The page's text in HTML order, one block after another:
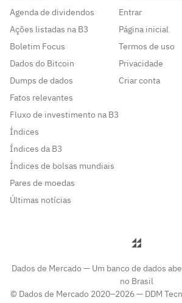
Agenda de dividendos
Ações listadas na B3
Boletim Focus
Dados do Bitcoin
Dumps de dados
Fatos relevantes
Fluxo de investimento na B3
Índices
Índices da B3
Índices de bolsas mundiais
Pares de moedas
Últimas notícias
Entrar
Página inicial
Termos de uso
Privacidade
Criar conta
Dados de Mercado — Um banco de dados
no Brasil
© Dados de Mercado 2020–2026 — DDM